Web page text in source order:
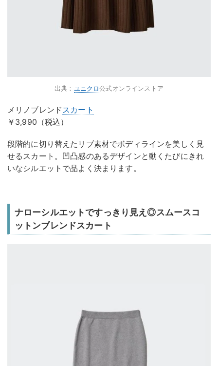
出典： ユニクロ公式オンラインストア
メリノブレンド スカート
￥3,990（税込）
段階的に切り替えたリブ素材でボディラインを美しく見
せるスカート。凹凸感のあるデザインと動くたびにきれ
いなシルエットで品よく決まります。
ナローシルエットですっきり見え◎スムースコ
ットンブレンドスカート